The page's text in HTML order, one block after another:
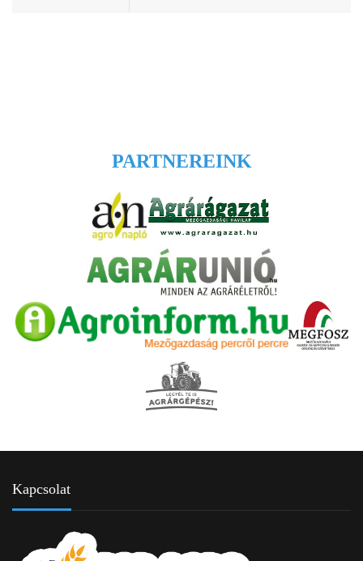
PARTNEREINK
Kapcsolat